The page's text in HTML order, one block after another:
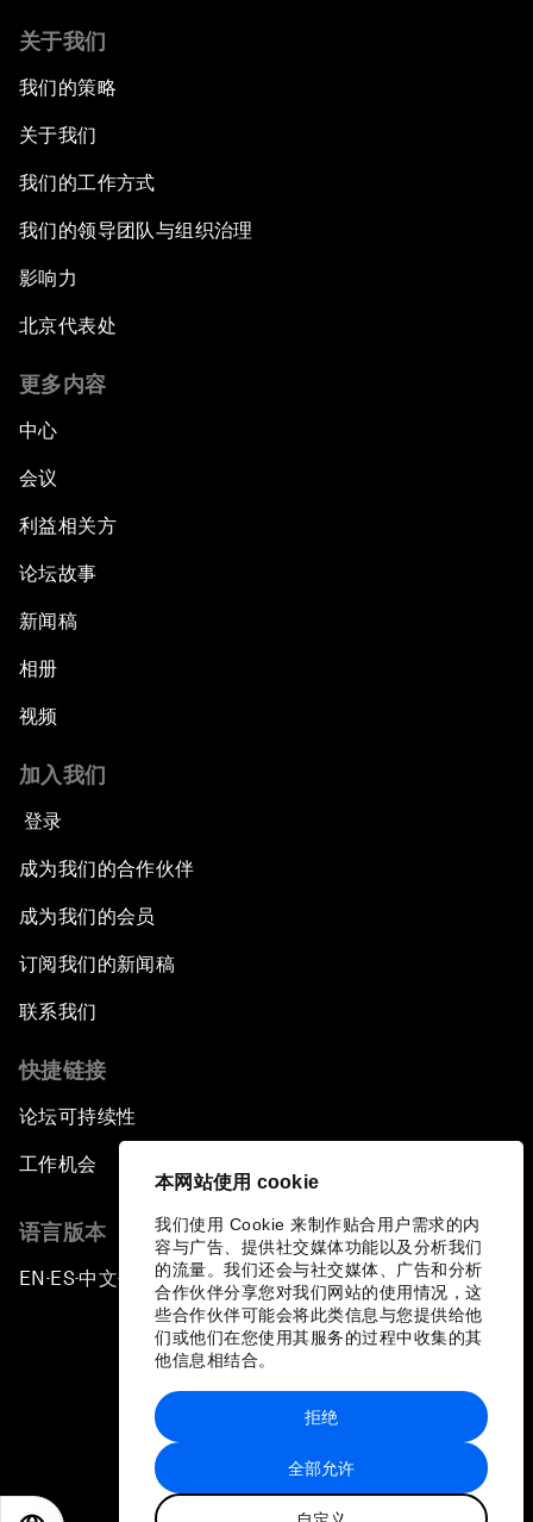
本网站使用 cookie
我们使用 Cookie 来制作贴合用户需求的内
容与广告、提供社交媒体功能以及分析我们
的流量。我们还会与社交媒体、广告和分析
合作伙伴分享您对我们网站的使用情况，这
些合作伙伴可能会将此类信息与您提供给他
们或他们在您使用其服务的过程中收集的其
他信息相结合。
全部允许
拒绝
关于我们
我们的策略
关于我们
我们的工作方式
我们的领导团队与组织治理
影响力
北京代表处
更多内容
中心
会议
利益相关方
论坛故事
新闻稿
相册
视频
加入我们
登录
成为我们的合作伙伴
成为我们的会员
订阅我们的新闻稿
联系我们
快捷链接
论坛可持续性
工作机会
语言版本
EN ▪ES▪中文▪ 日本語
站点地图